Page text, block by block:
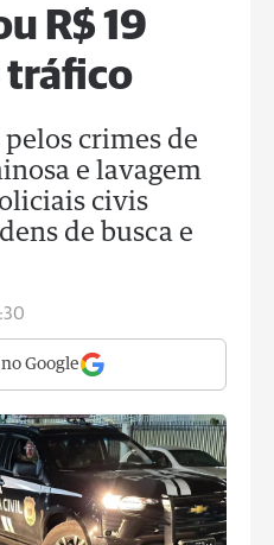
R$ 19
tráfico
crimes de
e lavagem
civis
de busca e
no Google